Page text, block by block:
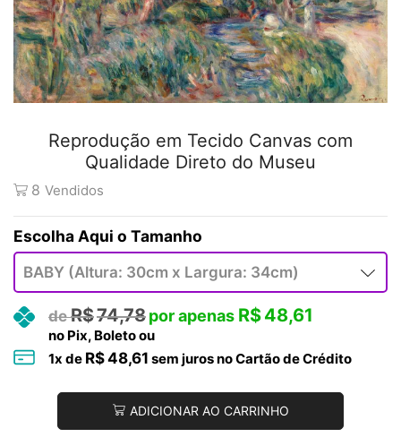
Reprodução em Tecido Canvas com
Qualidade Direto do Museu
8 Vendidos
Tamanho
R$74,78 R$48,61
no Pix, Boleto ou
1x de R$48,61 sem juros no Cartão de Crédito
ADICIONAR AO CARRINHO